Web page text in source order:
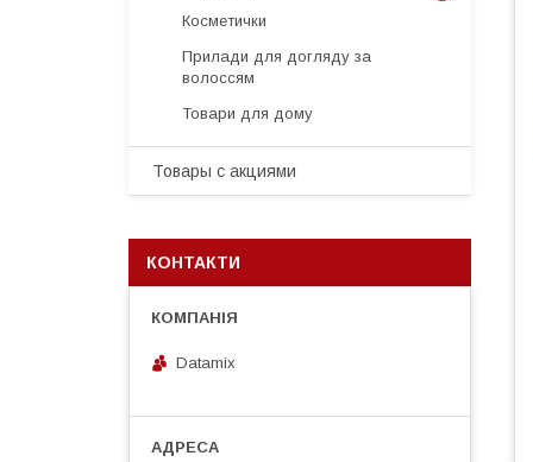
Косметички
Прилади для догляду за
волоссям
Товари для дому
Товары с акциями
КОНТАКТИ
Datamix